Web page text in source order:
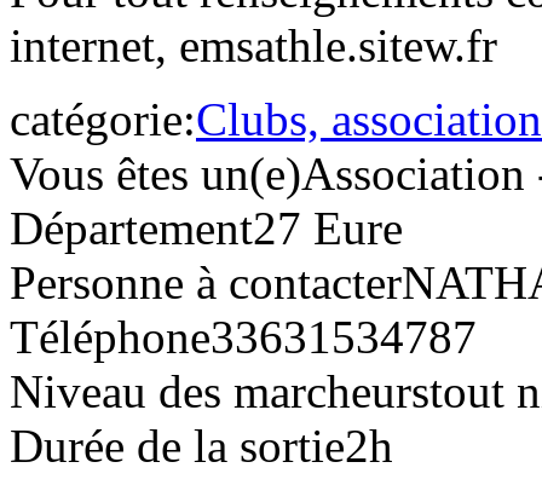
internet, emsathle.sitew.fr
catégorie:Clubs,
Vous êtes un(e)Association
Département27 Eure
Personne à contacter
Téléphone33631534787
Niveau des marcheurstout
Durée de la sortie2h